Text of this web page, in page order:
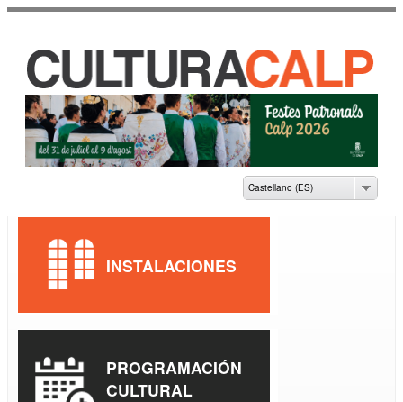
principal
CASA DE CULTURA
JAUME PASTOR I
Castellano (ES)
INSTALACIONES
PROGRAMACIÓN
CULTURAL